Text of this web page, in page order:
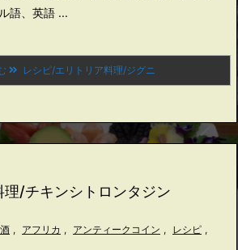
ル語、英語 ...
レシピ/エリトリア料理/ジグニ
/チキンシトロンタジン
, アフリカ , アンティークコイン , レシピ ,